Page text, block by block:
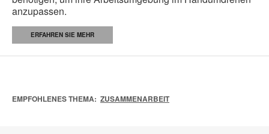
anzupassen.
ERFAHREN SIE MEHR
EMPFOHLENES THEMA: ZUSAMMENARBEIT